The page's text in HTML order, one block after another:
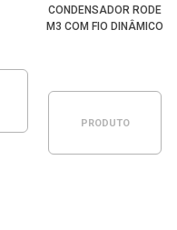
CONDENSADOR RODE
M3 COM FIO DINÂMICO
PRODUTO